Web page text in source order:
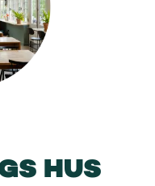
HUS